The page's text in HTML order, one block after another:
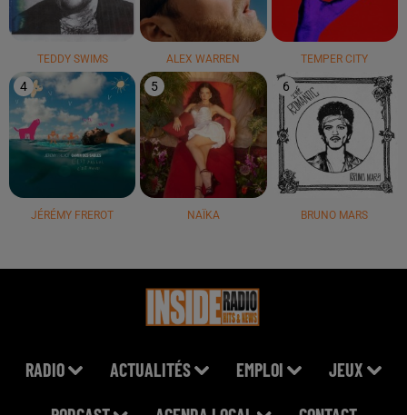
TEDDY SWIMS ALEX WARREN TEMPER CITY
4
JÉRÉMY FREROT
5
NAÏKA
6
BRUNO MARS
RADIO ACTUALITÉS EMPLOI JEUX